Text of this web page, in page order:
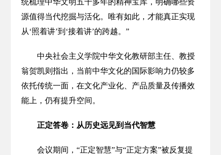
统梳理中华文明五千多年的精神宝库，明确哪些资
源值得当代挖掘与活化。唯有如此，才能真正实现
从‘照着讲’到‘接着讲’的跨越。”
中央社会主义学院中华文化教研部主任、教授
翁贺凯则指出，当前中华文化的国际影响力仍较多
依托传统一面，在文化产业化、产品质量及传播效
能上，仍有提升空间。
正定答卷：从历史远见到当代智慧
会议期间，“正定智慧”与“正定方案”被反复提